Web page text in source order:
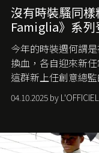
沒有時裝騷同
Famiglia》系
今年的時裝週何謂
換血，各自迎來新
這群新上任創意總
們如何各顯神通。
難已救回，開雲集
團市值一日蒸發 30
會忽略品牌的美學
04.10.2025 by